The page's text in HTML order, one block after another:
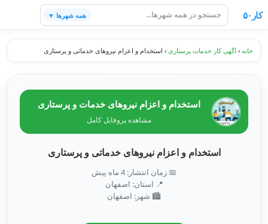
کار۵۰ همه شهرها ▼
خانه › اگهی کار خدمات پرستاری › استخدام و اعزام نیروهای خدماتی و پرستاری
استخدام و اعزام نیروهای خدمات و پرستاری
مشاهده پروفایل کامل
استخدام و اعزام نیروهای خدماتی و پرستاری
📅 زمان انتشار: 4 ماه پیش
📍 استان: اصفهان
🏙️ شهر: اصفهان